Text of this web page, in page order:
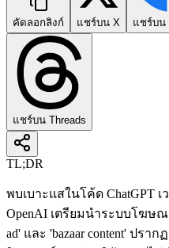
คัดลอกลิงก์ แชร์บน X แชร์บน
แชร์บน Threads
TL;DR
พบเบาะแสในโค้ด ChatGPT เ
OpenAI เตรียมนำระบบโฆษณ
ad' และ 'bazaar content' ปร